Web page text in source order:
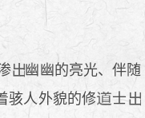
幽幽的亮光、伴随
骇人外貌的修
士